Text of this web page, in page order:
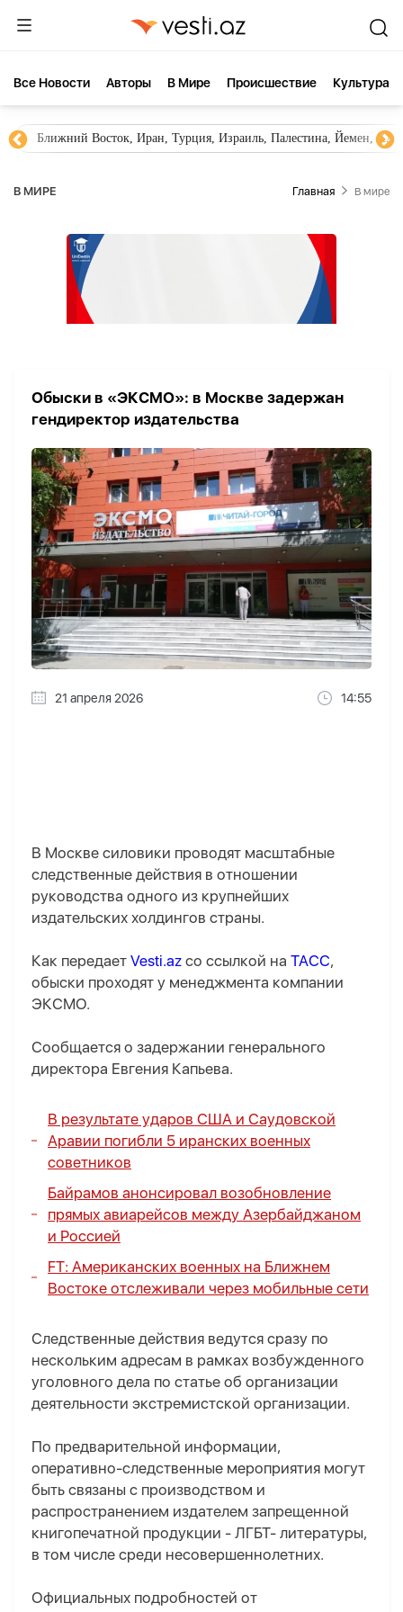
Все Новости Aвторы В Мире Происшествие Культура
Ближний Восток, Иран, Турция, Израиль, Палестина, Йемен,
В МИРЕ Главная В мире
Обыски в «ЭКСМО»: в Москве задержан
гендиректор издательства
21 апреля 2026 14:55
В Москве силовики проводят масштабные
следственные действия в отношении
руководства одного из крупнейших
издательских холдингов страны.
Как передает Vesti.az со ссылкой на ТАСС,
обыски проходят у менеджмента компании
ЭКСМО.
Сообщается о задержании генерального
директора Евгения Капьева.
В результате ударов США и Саудовской
Аравии погибли 5 иранских военных
советников
Байрамов анонсировал возобновление
прямых авиарейсов между Азербайджаном
и Россией
FT: Американских военных на Ближнем
Востоке отслеживали через мобильные сети
Следственные действия ведутся сразу по
нескольким адресам в рамках возбужденного
уголовного дела по статье об организации
деятельности экстремистской организации.
По предварительной информации,
оперативно-следственные мероприятия могут
быть связаны с производством и
распространением издателем запрещенной
книгопечатной продукции - ЛГБТ- литературы,
в том числе среди несовершеннолетних.
Официальных подробностей от